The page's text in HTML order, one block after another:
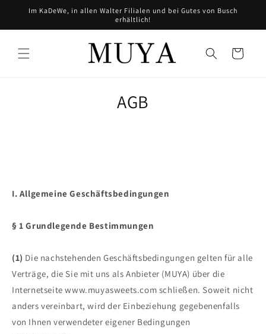
zumIm KaDeWe, in allen Walter Filialen und bei Gutes von Busch
erhältlich!
Warenkorb
AGB
I. Allgemeine Geschäfts­bedingungen
§ 1 Grundlegende Bestimmungen
(1) Die nachstehenden Geschäftsbedingungen gelten für alle
Verträge, die Sie mit uns als Anbieter (MUYA) über die
Internetseite www.muyasweets.com schließen. Soweit nicht
anders vereinbart, wird der Einbeziehung gegebenenfalls
von Ihnen verwendeter eigener Bedingungen